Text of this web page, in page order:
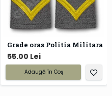
Grade oras Politia Militara
55.00 Lei
Adaugă în Coş